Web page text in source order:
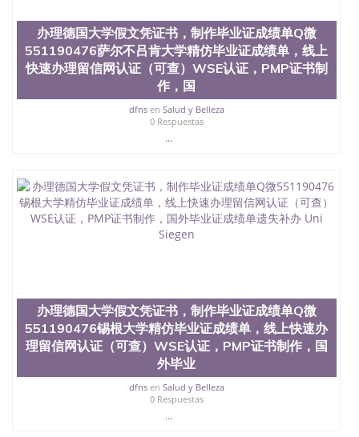
办理德国大学假文凭证书，制作毕业证成绩单Q微
551190476萨尔不吕肯大学精仿毕业证成绩单，线上
快速办理留信网认证（可查）WSE认证，PMP证书制
作，国
dfnsen Salud y Belleza
0 Respuestas
...
办理德国大学假文凭证书，制作毕业证成绩单Q微
551190476锡根大学精仿毕业证成绩单，线上快速办
理留信网认证（可查）WSE认证，PMP证书制作，国
外毕业
dfnsen Salud y Belleza
0 Respuestas
...